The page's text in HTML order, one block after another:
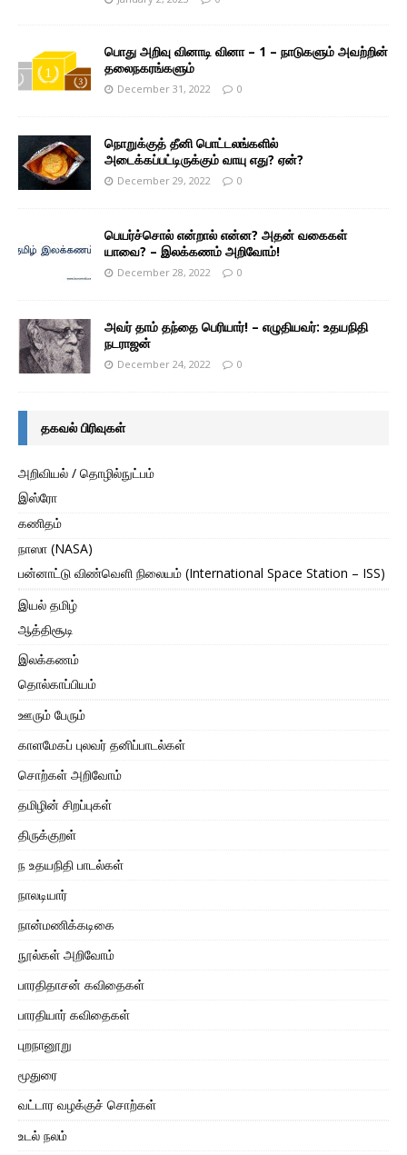
பொது அறிவு வினாடி வினா – 1 – நாடுகளும் அவற்றின்
தலைநகரங்களும்
December 31, 2022 0
நொறுக்குத் தீனி பொட்டலங்களில்
அடைக்கப்பட்டிருக்கும் வாயு எது? ஏன்?
December 29, 2022 0
பெயர்ச்சொல் என்றால் என்ன? அதன் வகைகள்
யாவை? – இலக்கணம் அறிவோம்!
December 28, 2022 0
அவர் தாம் தந்தை பெரியார்! – எழுதியவர்: உதயநிதி
நடராஜன்
December 24, 2022 0
தகவல் பிரிவுகள்
அறிவியல் / தொழில்நுட்பம்
இஸ்ரோ
கணிதம்
நாஸா (NASA)
பன்னாட்டு விண்வெளி நிலையம் (International Space Station – ISS)
இயல் தமிழ்
ஆத்திசூடி
இலக்கணம்
தொல்காப்பியம்
ஊரும் பேரும்
காளமேகப் புலவர் தனிப்பாடல்கள்
சொற்கள் அறிவோம்
தமிழின் சிறப்புகள்
திருக்குறள்
ந உதயநிதி பாடல்கள்
நாலடியார்
நான்மணிக்கடிகை
நூல்கள் அறிவோம்
பாரதிதாசன் கவிதைகள்
பாரதியார் கவிதைகள்
புறநானூறு
மூதுரை
வட்டார வழக்குச் சொற்கள்
உடல் நலம்